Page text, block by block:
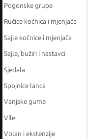
Pogonske grupe
Ručice kočnica i mjenjača
Sajle kočnice i mjenjača
Sajle, bužiri i nastavci
Sjedala
Spojnice lanca
Vanjske gume
Vile
Volan i ekstenzije